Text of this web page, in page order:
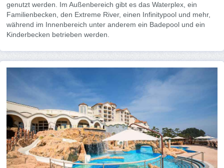
genutzt werden. Im Außenbereich gibt es das Waterplex, ein
Familienbecken, den Extreme River, einen Infinitypool und mehr,
während im Innenbereich unter anderem ein Badepool und ein
Kinderbecken betrieben werden.